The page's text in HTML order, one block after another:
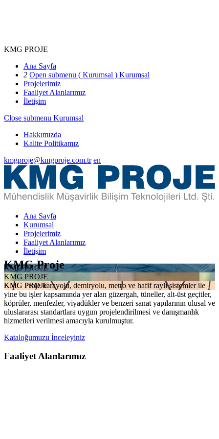
KMG PROJE
Ana Sayfa
2 Open submenu ( Kurumsal ) Kurumsal
Projelerimiz
Faaliyet Alanlarımız
İletişim
Close submenu Kurumsal
Hakkımızda
Kalite Politikamız
kmgproje@kmgproje.com.tr en
Ana Sayfa
Kurumsal
Projelerimiz
Faaliyet Alanlarımız
İletişim
KMG PROJE
KMG PROJE
KMG PROJE
KMG Proje
KMG Proje karayolu, demiryolu, metro ve hafif raylı sistemler ile
yine bu işler kapsamında yer alan güzergah, tüneller, alt-üst geçitler,
köprüler, menfezler, viyadükler ve benzeri sanat yapılarının ulusal ve
uluslararası standartlara uygun projelendirilmesi ve danışmanlık
hizmetleri verilmesi amacıyla kurulmuştur.
Kataloğumuzu İnceleyiniz
Faaliyet Alanlarımız